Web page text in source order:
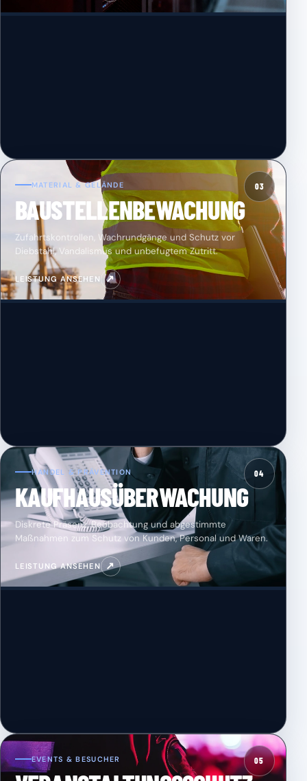
03
MATERIAL & GELÄNDE
BAUSTELLENBEWACHUNG
Zufahrtskontrollen, Wachrundgänge und Schutz vor
Diebstahl, Vandalismus und unbefugtem Zutritt.
LEISTUNG ANSEHEN ↗
04
HANDEL & PRÄVENTION
KAUFHAUSÜBERWACHUNG
Diskrete Präsenz, Beobachtung und abgestimmte
Maßnahmen zum Schutz von Kunden, Personal und Waren.
LEISTUNG ANSEHEN ↗
05
EVENTS & BESUCHER